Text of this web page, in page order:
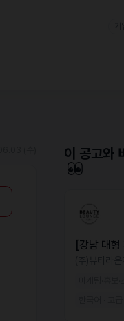
이 공고와
[강남 대